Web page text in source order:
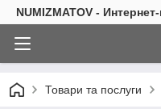
NUMIZMATOV -
Товари та послуги